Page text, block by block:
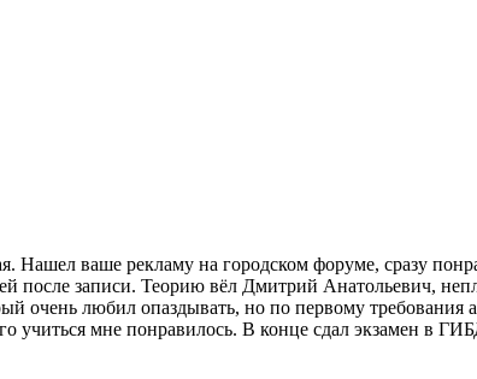
ваше рекламу на городском форуме, сразу
после записи. Теорию вёл Дмитрий Анатольевич,
очень любил опаздывать, но по первому требования
мне понравилось. В конце сдал экзамен в